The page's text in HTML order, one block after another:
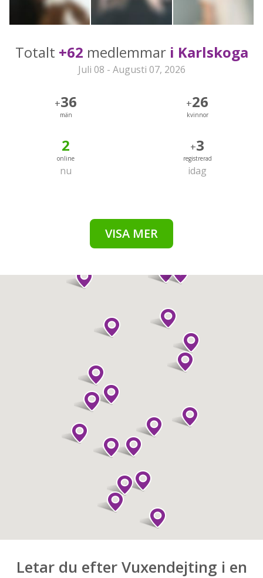
Totalt +62 medlemmar i Karlskoga
Juli 08 - Augusti 07, 2026
+36
män
+26
kvinnor
2
online
nu
+3
registrerad
idag
VISA MER
Letar du efter Vuxendejting i en